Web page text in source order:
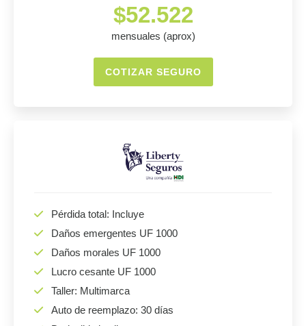
$52.522
mensuales (aprox)
COTIZAR SEGURO
Pérdida total: Incluye
Daños emergentes UF 1000
Daños morales UF 1000
Lucro cesante UF 1000
Taller: Multimarca
Auto de reemplazo: 30 días